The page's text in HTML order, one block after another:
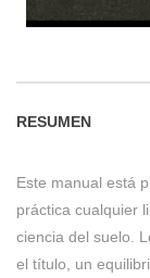
RESUMEN
Este manual está
práctica cualquier
ciencia del suelo.
el título, un